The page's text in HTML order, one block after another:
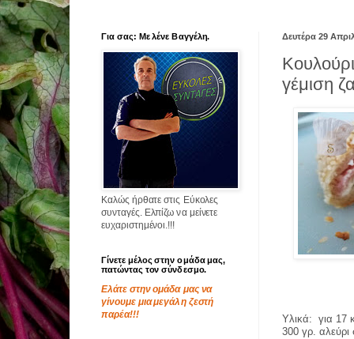
Δευτέρα 29
γέμιση
Υλικά:
για 17
300 γρ. αλεύρι
Για σας: Με λένε Βαγγέλη.
Καλώς ήρθατε στις Εύκολες
συνταγές. Ελπίζω να μείνετε
ευχαριστημένοι.!!!
Γίνετε μέλος στην ομάδα μας,
πατώντας τον σύνδεσμο.
Ελάτε στην ομάδα μας να
γίνουμε μια μεγάλη ζεστή
παρέα!!!